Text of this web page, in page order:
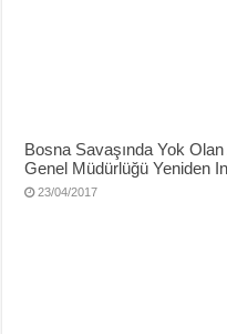
Bosna Savaşında Yok
Genel Müdürlüğü Yeniden
23/04/2017